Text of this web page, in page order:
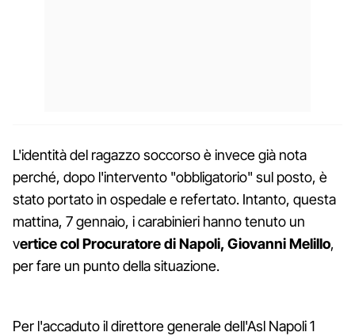
L'identità del ragazzo soccorso è invece già nota
perché, dopo l'intervento "obbligatorio" sul posto, è
stato portato in ospedale e refertato. Intanto, questa
mattina, 7 gennaio, i carabinieri hanno tenuto un
vertice col Procuratore di Napoli, Giovanni Melillo,
per fare un punto della situazione.
Per l'accaduto il direttore generale dell'Asl Napoli 1